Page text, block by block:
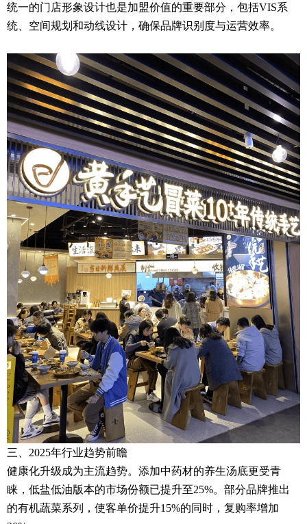
统一的门店形象设计也是加盟价值的重要部分，包括VIS系
统、空间规划和动线设计，确保品牌识别度与运营效率。
三、2025年行业趋势前瞻
健康化升级成为主流趋势。添加中药材的养生汤底更受青
睐，低盐低油版本的市场份额已提升至25%。部分品牌推出
的有机蔬菜系列，使客单价提升15%的同时，复购率增加